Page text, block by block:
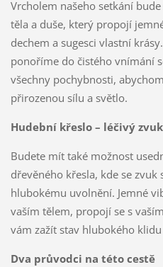
Vrcholem našeho setkání
těla a duše, který propojí
dechem a sugesci vlastní
ponoříme do čistého vnímání
všechny pochybnosti,
přirozenou sílu a světlo.
Hudební křeslo – léčivý
Budete mít také možnost
dřevěného křesla, kde se
hlubokému uvolnění. Jemné
vaším tělem, propojí se s
vám zažít stav hlubokého
Dva průvodci na této cestě